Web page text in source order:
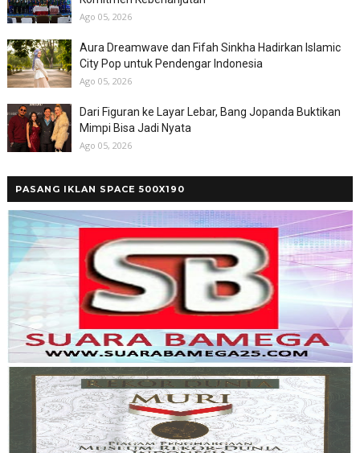
Ago 05, 2026
Aura Dreamwave dan Fifah Sinkha Hadirkan Islamic
City Pop untuk Pendengar Indonesia
Ago 05, 2026
Dari Figuran ke Layar Lebar, Bang Jopanda Buktikan
Mimpi Bisa Jadi Nyata
Ago 05, 2026
PASANG IKLAN SPACE 500X190